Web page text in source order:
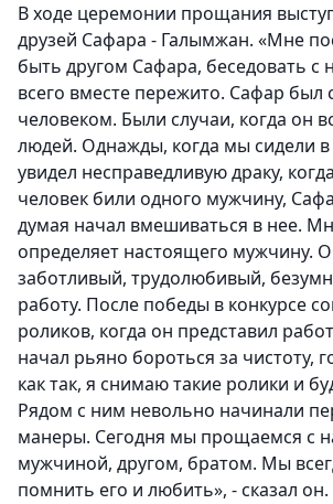
В ходе церемонии прощания
друзей Сафара - Галымжан. «Мне
быть другом Сафара, беседовать с
всего вместе пережито. Сафар был
человеком. Были случаи, когда он
людей. Однажды, когда мы сидели
увидел несправедливую драку,
человек били одного мужчину,
думая начал вмешиваться в нее.
определяет настоящего мужчину.
заботливый, трудолюбивый,
работу. После победы в конкурсе
роликов, когда он представил
начал рьяно бороться за чистоту,
как так, я снимаю такие ролики и
Рядом с ним невольно начинали
манеры. Сегодня мы прощаемся с
мужчиной, другом, братом. Мы
помнить его и любить», - сказал он.